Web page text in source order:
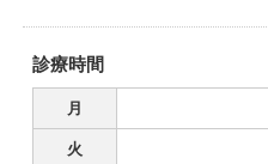
診療時間
月
火